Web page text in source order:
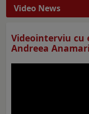
Video News
Videointerviu cu
Andreea